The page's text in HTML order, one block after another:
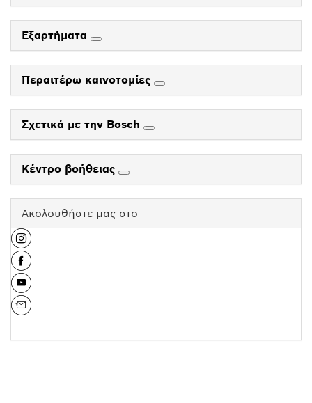
Εξαρτήματα
Περαιτέρω καινοτομίες
Σχετικά με την Bosch
Κέντρο βοήθειας
Ακολουθήστε μας στο